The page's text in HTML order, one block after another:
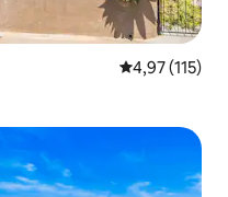
Просечна
4,97 (115)
гостите“